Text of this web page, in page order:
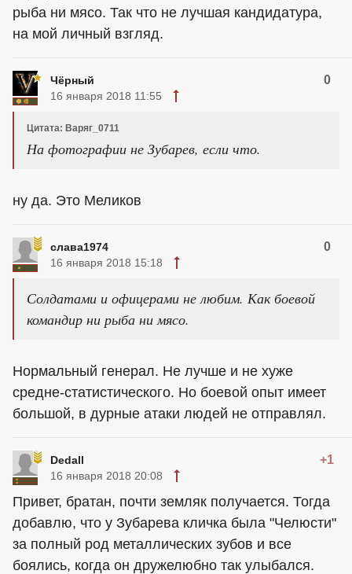
рыба ни мясо. Так что не лучшая кандидатура,
на мой личный взгляд.
Чёрный 0
16 января 2018 11:55
Цитата: Варяг_0711
На фотографии не Зубарев, если что.
ну да. Это Меликов
слава1974 0
16 января 2018 15:18
Солдатами и офицерами не любим. Как боевой
командир ни рыба ни мясо.
Нормальный генерал. Не лучше и не хуже
средне-статистического. Но боевой опыт имеет
большой, в дурные атаки людей не отправлял.
Dedall +1
16 января 2018 20:08
Привет, братан, почти земляк получается. Тогда
добавлю, что у Зубарева кличка была "Челюсти"
за полный род металлических зубов и все
боялись, когда он дружелюбно так улыбался.